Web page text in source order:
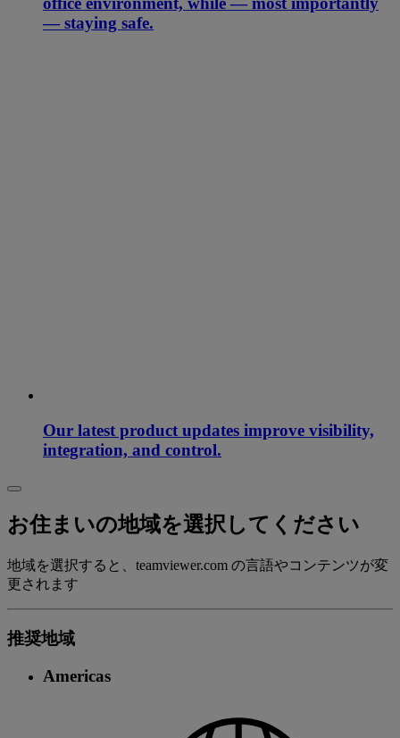
— staying safe.
Our latest product updates improve visibility,
integration, and control.
お住まいの地域を選択してください
地域を選択すると、teamviewer.com の言語やコンテンツが変
更されます
推奨地域
Americas